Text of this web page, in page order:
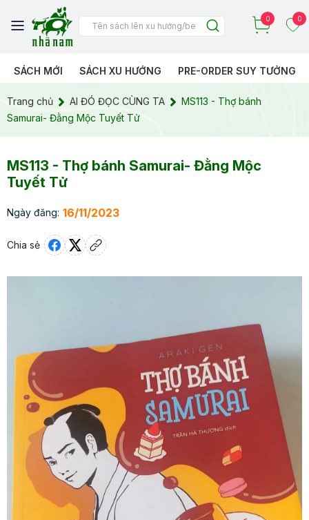
0 0
SÁCH MỚI SÁCH XU HƯỚNG PRE-ORDER SUY TƯỞNG
Trang chủ AI ĐÓ ĐỌC CÙNG TA
MS113 - Thợ bánh
Samurai- Đằng Mộc Tuyết Tử
MS113 - Thợ bánh Samurai- Đằng Mộc
Tuyết Tử
Ngày đăng: 16/11/2023
Chia sẻ